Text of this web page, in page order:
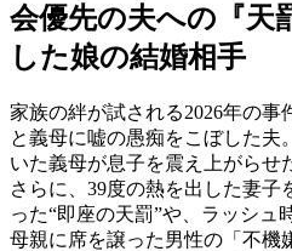
会優先の夫への『天
した娘の結婚相手
家族の絆が試される2026年の事
と義母に嘘の愚痴をこぼした夫
いた義母が息子を震え上がらせ
さらに、39度の熱を出した妻
った“即座の天罰”や、ラッシュ
母親に席を譲った男性の「不機